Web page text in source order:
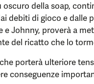
della soap,
debiti di gioco e dalle
e Johnny, proverà a
del ricatto che lo
porterà ulteriore
conseguenze